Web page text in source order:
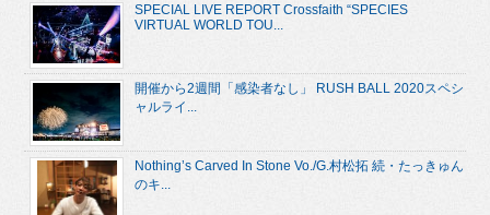
SPECIAL LIVE REPORT Crossfaith “SPECIES
VIRTUAL WORLD TOU...
開催から2週間「感染者なし」 RUSH BALL 2020スペシ
ャルライ...
Nothing’s Carved In Stone Vo./G.村松拓 続・たっきゅん
のキ...